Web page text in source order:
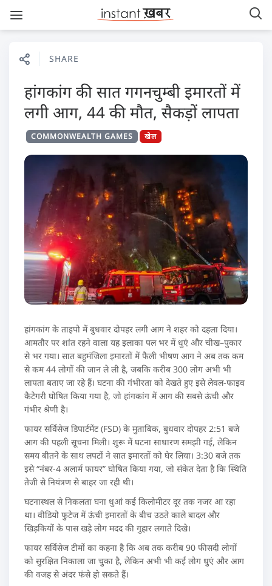
SHARE
हांगकांग की सात गगनचुम्बी इमारतों में
लगी आग, 44 की मौत, सैकड़ों लापता
COMMONWEALTH GAMES खेल
हांगकांग के ताइपो में बुधवार दोपहर लगी आग ने शहर को दहला दिया।
आमतौर पर शांत रहने वाला यह इलाका पल भर में धुएं और चीख–पुकार
से भर गया। सात बहुमंजिला इमारतों में फैली भीषण आग ने अब तक कम
से कम 44 लोगों की जान ले ली है, जबकि करीब 300 लोग अभी भी
लापता बताए जा रहे हैं। घटना की गंभीरता को देखते हुए इसे लेवल-फाइव
कैटेगरी घोषित किया गया है, जो हांगकांग में आग की सबसे ऊंची और
गंभीर श्रेणी है।
फायर सर्विसेज डिपार्टमेंट (FSD) के मुताबिक, बुधवार दोपहर 2:51 बजे
आग की पहली सूचना मिली। शुरू में घटना साधारण समझी गई, लेकिन
समय बीतने के साथ लपटों ने सात इमारतों को घेर लिया। 3:30 बजे तक
इसे “नंबर-4 अलार्म फायर” घोषित किया गया, जो संकेत देता है कि स्थिति
तेजी से नियंत्रण से बाहर जा रही थी।
घटनास्थल से निकलता घना धुआं कई किलोमीटर दूर तक नजर आ रहा
था। वीडियो फुटेज में ऊंची इमारतों के बीच उठते काले बादल और
खिड़कियों के पास खड़े लोग मदद की गुहार लगाते दिखे।
फायर सर्विसेज टीमों का कहना है कि अब तक करीब 90 फीसदी लोगों
को सुरक्षित निकाला जा चुका है, लेकिन अभी भी कई लोग धुएं और आग
की वजह से अंदर फंसे हो सकते हैं।